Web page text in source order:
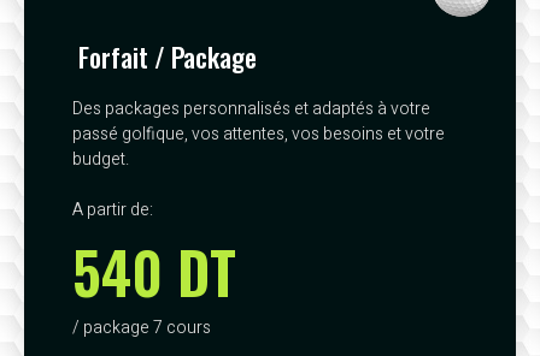
Forfait / Package
Des packages personnalisés et adaptés à votre
passé golfique, vos attentes, vos besoins et votre
budget.
A partir de:
540 DT
/ package 7 cours